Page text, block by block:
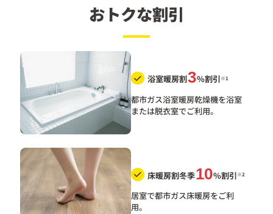
おトクな割引
浴室暖房割3%割引※1
都市ガス浴室暖房乾燥機を浴室
または脱衣室でご利用。
床暖房割冬季10%割引※2
居室で都市ガス床暖房をご利
用。